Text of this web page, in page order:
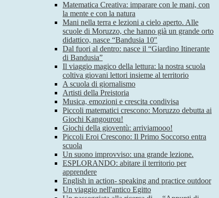
Matematica Creativa: imparare con le mani, con
la mente e con la natura
Mani nella terra e lezioni a cielo aperto. Alle
scuole di Moruzzo, che hanno già un grande orto
didattico, nasce “Bandusia 10"
Dal fuori al dentro: nasce il “Giardino Itinerante
di Bandusia”
Il viaggio magico della lettura: la nostra scuola
coltiva giovani lettori insieme al territorio
A scuola di giornalismo
Artisti della Preistoria
Musica, emozioni e crescita condivisa
Piccoli matematici crescono: Moruzzo debutta ai
Giochi Kangourou!
Giochi della gioventù: arriviamooo!
Piccoli Eroi Crescono: Il Primo Soccorso entra
scuola
Un suono improvviso: una grande lezione.
ESPLORANDO: abitare il territorio per
apprendere
English in action- speaking and practice outdoor
Un viaggio nell'antico Egitto